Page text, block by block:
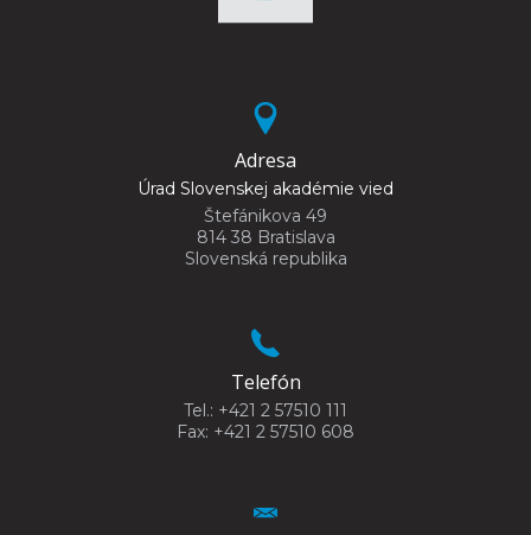
Adresa
Úrad Slovenskej akadémie vied
Štefánikova 49
814 38 Bratislava
Slovenská republika
Telefón
Tel.: +421 2 57510 111
Fax: +421 2 57510 608